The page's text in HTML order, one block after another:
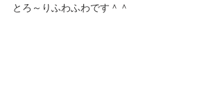
とろ～りふわふわです＾＾